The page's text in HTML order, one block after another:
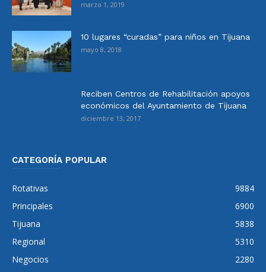
marzo 1, 2019
10 lugares “curadas” para niños en Tijuana
mayo 8, 2018
Reciben Centros de Rehabilitación apoyos
económicos del Ayuntamiento de Tijuana
diciembre 13, 2017
CATEGORÍA POPULAR
Rotativas
9884
Principales
6900
Tijuana
5838
Regional
5310
Negocios
2280